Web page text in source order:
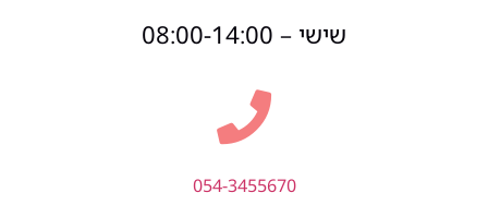
שישי – 08:00-14:00
054-3455670